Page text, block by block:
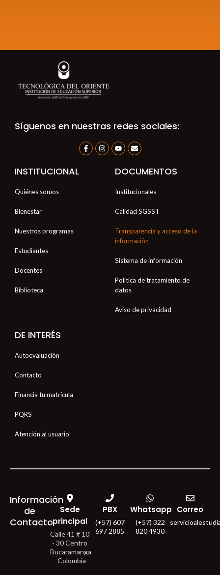
Síguenos en nuestras redes sociales:
F
a
c
I
n
s
Y
o
u
u
E
n
v
l
e
INSTITUCIONAL
Quiénes somos
Bienestar
Nuestros programas
Estudiantes
Docentes
Biblioteca
DOCUMENTOS
Institucionales
Calidad SGSST
Transparencia y acceso de la
información
Sistema de información
Política de tratamiento de
datos
Aviso de privacidad
DE INTERÉS
Autoevaluación
Contacto
Financia tu matrícula
PQRS
Atención al usuario
Información
de
Contacto
Sede
principal
Calle 41 # 10
- 30 Centro
Bucaramanga
- Colombia
PBX
(+57) 607
697 2885
Whatsapp
(+57) 322
820 4930
Correo